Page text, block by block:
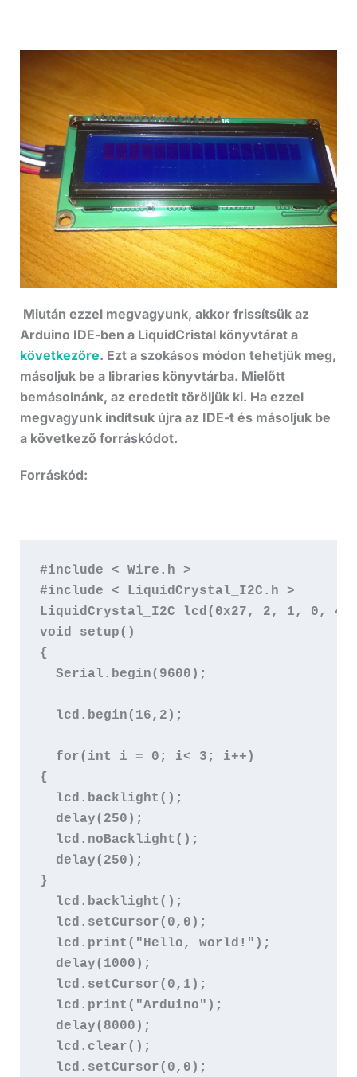
Miután ezzel megvagyunk, akkor frissítsük az
Arduino IDE-ben a LiquidCristal könyvtárat a
következőre. Ezt a szokásos módon tehetjük meg,
másoljuk be a libraries könyvtárba. Mielőtt
bemásolnánk, az eredetit töröljük ki. Ha ezzel
megvagyunk indítsuk újra az IDE-t és másoljuk be
a következő forráskódot.
Forráskód:
#include < Wire.h >
#include < LiquidCrystal_I2C.h >
LiquidCrystal_I2C lcd(0x27, 2, 1, 0, 4,
void setup()
{
  Serial.begin(9600);
  lcd.begin(16,2);
  for(int i = 0; i< 3; i++)
{
  lcd.backlight();
  delay(250);
  lcd.noBacklight();
  delay(250);
}
  lcd.backlight();
  lcd.setCursor(0,0);
  lcd.print("Hello, world!");
  delay(1000);
  lcd.setCursor(0,1);
  lcd.print("Arduino");
  delay(8000);
  lcd.clear();
  lcd.setCursor(0,0);